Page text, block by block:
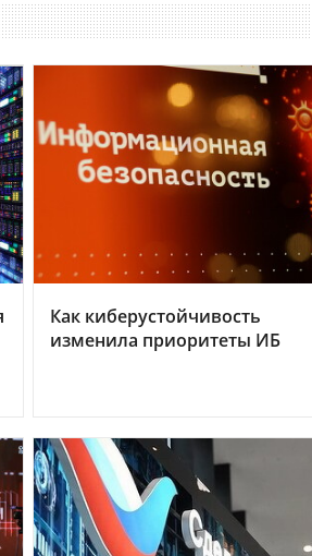
Как киберустойчивость
изменила приоритеты ИБ